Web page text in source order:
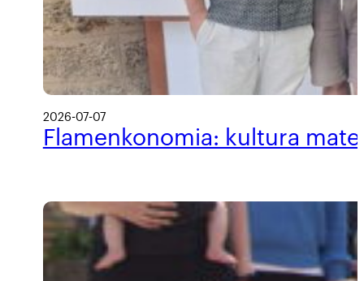
2026-07-07
Flamenkonomia: kultura